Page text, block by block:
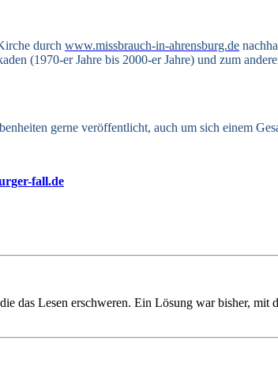
durch www.missbrauch-in-ahrensburg.de
(1970-er Jahre bis 2000-er Jahre) und zum
gerne veröffentlicht, auch um sich einem
fall.de
das Lesen erschweren. Ein Lösung war bisher,